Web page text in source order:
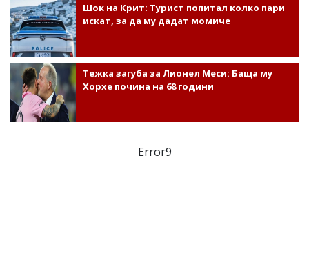
Шок на Крит: Турист попитал колко пари
искат, за да му дадат момиче
Тежка загуба за Лионел Меси: Баща му
Хорхе почина на 68 години
Error9